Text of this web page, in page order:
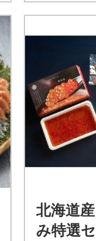
北海道
み特選